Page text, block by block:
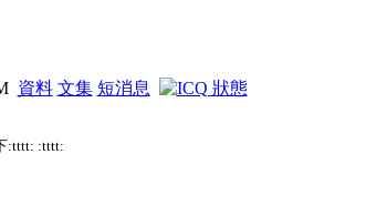
資料 文集 短消息
:tttt: :tttt: